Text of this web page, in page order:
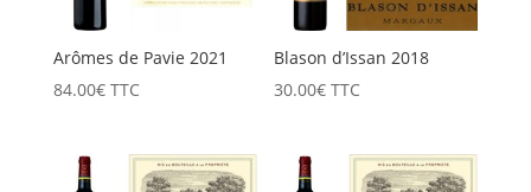
Arômes de Pavie 2021
84.00€ TTC
Blason d’Issan 2018
30.00€ TTC